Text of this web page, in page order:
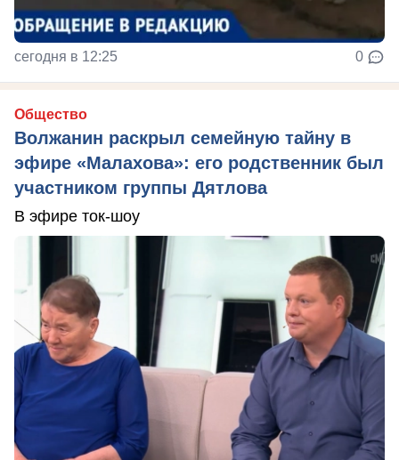
сегодня в 12:25 0
Общество
Волжанин раскрыл семейную тайну в
эфире «Малахова»: его родственник был
участником группы Дятлова
В эфире ток-шоу